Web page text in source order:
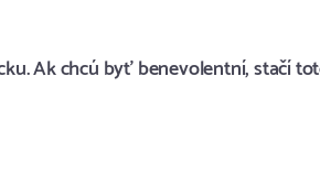
Ak chcú byť benevolentní, stačí